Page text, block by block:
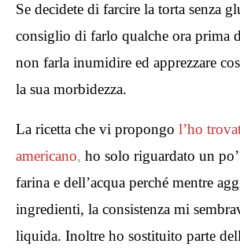
Se decidete di farcire la torta senza
consiglio di farlo qualche ora prima
non farla inumidire ed apprezzare
la sua morbidezza.
La ricetta che vi propongo l’ho
americano, ho solo riguardato un
farina e dell’acqua perché mentre
ingredienti, la consistenza mi
liquida. Inoltre ho sostituito parte